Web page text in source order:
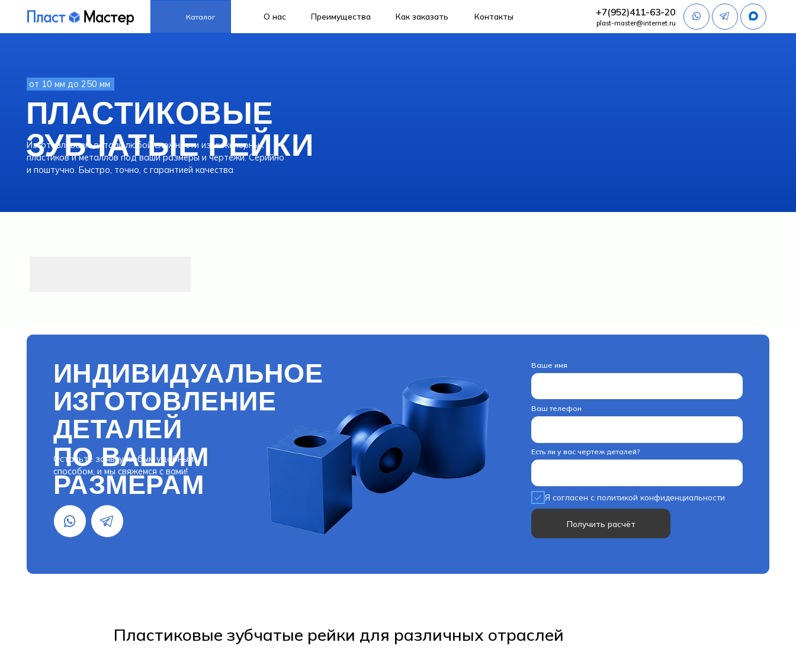
Каталог Преимущества Как заказать Контакты +7(952)411-63-20
plast-master@internet.ru
ПЛАСТИКОВЫЕ
ЗУБЧАТЫЕ РЕЙКИ
пластиков и металлов под ваши размеры и чертежи. Серийно
и поштучно. Быстро, точно, с гарантией качества
ИНДИВИДУАЛЬНОЕ
ИЗГОТОВЛЕНИЕ
ДЕТАЛЕЙ
ПО ВАШИМ
РАЗМЕРАМ
Есть ли у вас чертеж деталей?
Я согласен с политикой конфиденциальности
Получить расчёт
Оставьте заявку любым удобным
способом, и мы свяжемся с вами!
Пластиковые зубчатые рейки для различных отраслей